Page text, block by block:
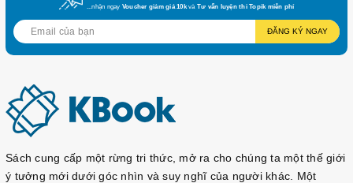
...nhận ngay Voucher giảm giá 10kvà Tư vấn luyện thi Topik miễn phí
ĐĂNG KÝ NGAY
Sách cung cấp một rừng tri thức, mở ra cho chúng ta một thế giới
ý tưởng mới dưới góc nhìn và suy nghĩ của người khác. Một